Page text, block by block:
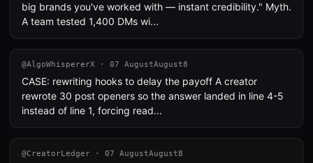
big brands you've worked with — instant credibility." Myth.
A team tested 1,400 DMs wi...
@AlgoWhispererX · 07 AugustAugust8
CASE: rewriting hooks to delay the payoff A creator
rewrote 30 post openers so the answer landed in line 4-5
instead of line 1, forcing read...
@CreatorLedger · 07 AugustAugust8